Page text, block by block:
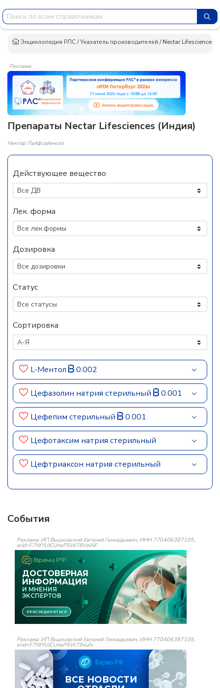
Энциклопедия РЛС/Указатель производителей /Nectar Lifesciences
Реклама
Препараты Nectar Lifesciences (Индия)
Нектар Лайфсайенсиз
Действующее вещество
Лек. форма
Дозировка
Статус
Сортировка
L-Ментол 0.002
Цефазолин натрия стерильный 0.001
Цефепим стерильный 0.001
Цефотаксим натрия стерильный
Цефтриаксон натрия стерильный
События
Реклама: ИП Вышковский Евгений Геннадьевич, ИНН 770406387105,
erid=F7NfYUJCUneP5W78VwNF
Реклама: ИП Вышковский Евгений Геннадьевич, ИНН 770406387105,
erid=F7NfYUJCUneP5W79xufv